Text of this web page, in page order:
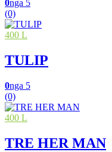
0nga 5
(0)
400 L
TULIP
0nga 5
(0)
400 L
TRE HER MAN